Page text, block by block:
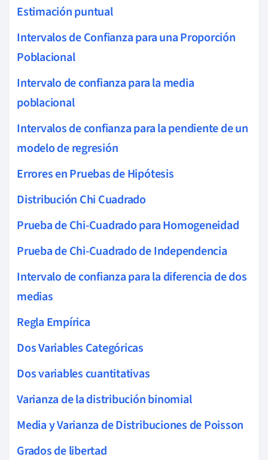
Estimación puntual
Intervalos de Confianza para una Proporción
Poblacional
Intervalo de confianza para la media
poblacional
Intervalos de confianza para la pendiente de un
modelo de regresión
Errores en Pruebas de Hipótesis
Distribución Chi Cuadrado
Prueba de Chi-Cuadrado para Homogeneidad
Prueba de Chi-Cuadrado de Independencia
Intervalo de confianza para la diferencia de dos
medias
Regla Empírica
Dos Variables Categóricas
Dos variables cuantitativas
Varianza de la distribución binomial
Media y Varianza de Distribuciones de Poisson
Grados de libertad